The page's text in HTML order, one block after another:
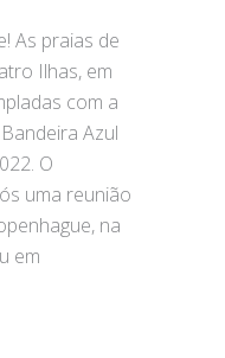
As praias de
Ilhas, em
com a
Azul
O
uma reunião
na
em